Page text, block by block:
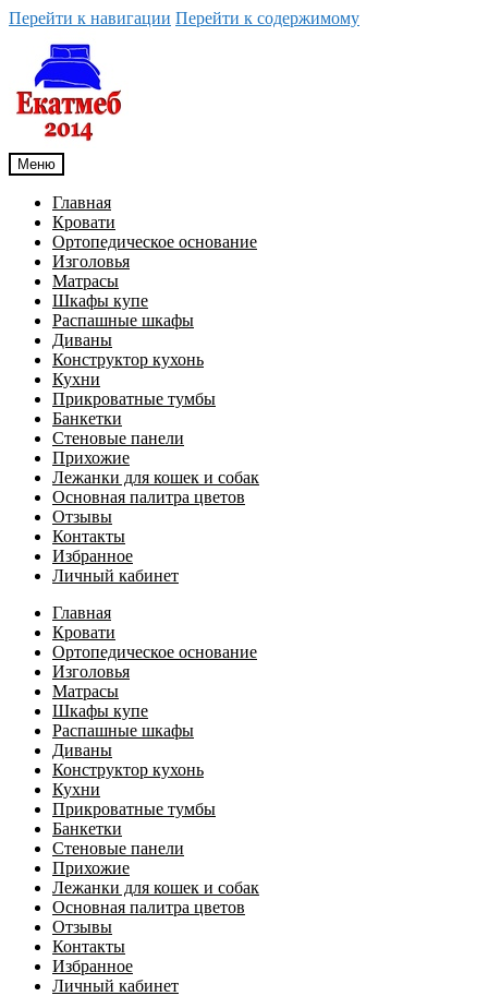
Перейти к навигации Перейти к содержимому
Меню
Главная
Кровати
Ортопедическое основание
Изголовья
Матрасы
Шкафы купе
Распашные шкафы
Диваны
Конструктор кухонь
Кухни
Прикроватные тумбы
Банкетки
Стеновые панели
Прихожие
Лежанки для кошек и собак
Основная палитра цветов
Отзывы
Контакты
Избранное
Личный кабинет
Главная
Кровати
Ортопедическое основание
Изголовья
Матрасы
Шкафы купе
Распашные шкафы
Диваны
Конструктор кухонь
Кухни
Прикроватные тумбы
Банкетки
Стеновые панели
Прихожие
Лежанки для кошек и собак
Основная палитра цветов
Отзывы
Контакты
Избранное
Личный кабинет